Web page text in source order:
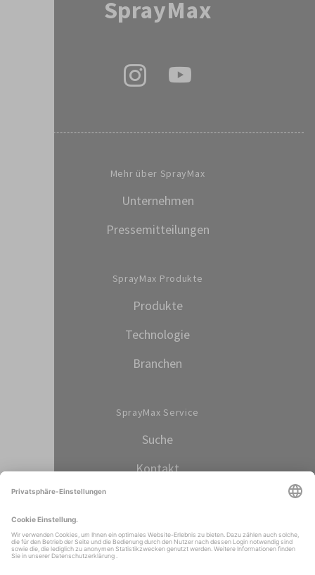
SprayMax
Mehr über SprayMax
Unternehmen
Pressemitteilungen
SprayMax Produkte
Produkte
Technologie
Branchen
SprayMax Service
Suche
Kontakt
Sprache auswählen